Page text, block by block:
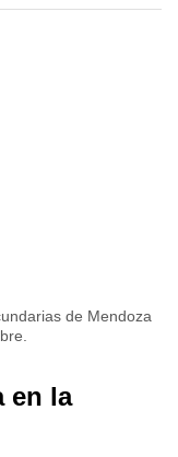
de Mendoza
en la